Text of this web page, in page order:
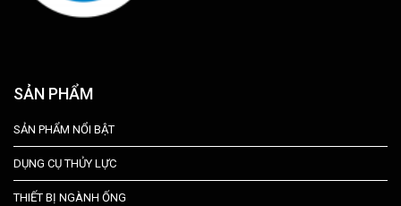
SẢN PHẨM
SẢN PHẨM NỔI BẬT
DỤNG CỤ THỦY LỰC
THIẾT BỊ NGÀNH ỐNG